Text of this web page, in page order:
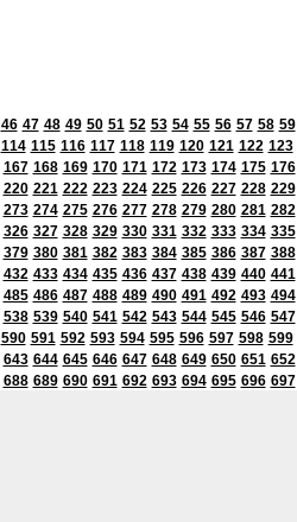
46 47 48 49 50 51 52 53 54 55 56 57 58 59
114 115 116 117 118 119 120 121 122 123
167 168 169 170 171 172 173 174 175 176
220 221 222 223 224 225 226 227 228 229
273 274 275 276 277 278 279 280 281 282
326 327 328 329 330 331 332 333 334 335
379 380 381 382 383 384 385 386 387 388
432 433 434 435 436 437 438 439 440 441
485 486 487 488 489 490 491 492 493 494
538 539 540 541 542 543 544 545 546 547
590 591 592 593 594 595 596 597 598 599
643 644 645 646 647 648 649 650 651 652
688 689 690 691 692 693 694 695 696 697